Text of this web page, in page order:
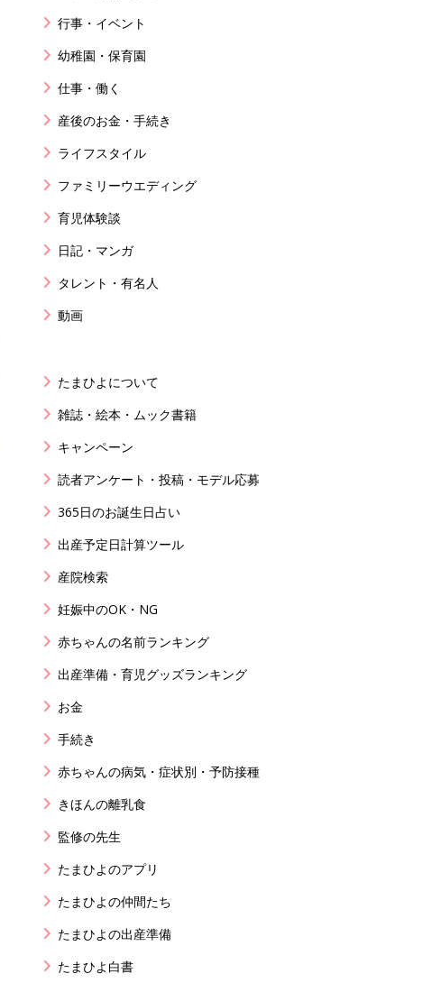
行事・イベント
幼稚園・保育園
仕事・働く
産後のお金・手続き
ライフスタイル
ファミリーウエディング
育児体験談
日記・マンガ
タレント・有名人
動画
たまひよについて
雑誌・絵本・ムック書籍
キャンペーン
読者アンケート・投稿・モデル応募
365日のお誕生日占い
出産予定日計算ツール
産院検索
妊娠中のOK・NG
赤ちゃんの名前ランキング
出産準備・育児グッズランキング
お金
手続き
赤ちゃんの病気・症状別・予防接種
きほんの離乳食
監修の先生
たまひよのアプリ
たまひよの仲間たち
たまひよの出産準備
たまひよ白書